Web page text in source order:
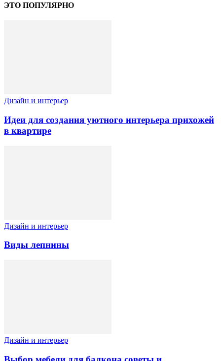
ЭТО ПОПУЛЯРНО
Дизайн и интерьер
Идеи для создания уютного интерьера прихожей
в квартире
Дизайн и интерьер
Виды лепнины
Дизайн и интерьер